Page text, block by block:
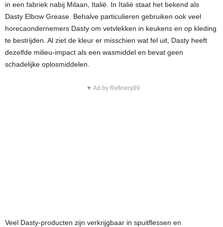
in een fabriek nabij Milaan, Italië. In Italië staat het bekend als
Dasty Elbow Grease. Behalve particulieren gebruiken ook veel
horecaondernemers Dasty om vetvlekken in keukens en op kleding
te bestrijden. Al ziet de kleur er misschien wat fel uit, Dasty heeft
dezelfde milieu-impact als een wasmiddel en bevat geen
schadelijke oplosmiddelen.
▼ Ad by Refinery89
Veel Dasty-producten zijn verkrijgbaar in spuitflessen en